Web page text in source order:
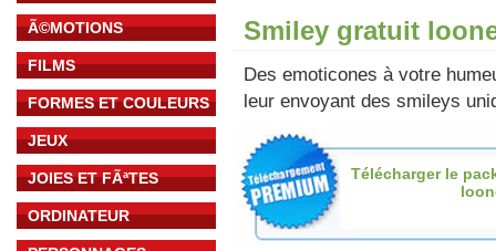
Ã©MOTIONS
FILMS
FORMES ET COULEURS
JEUX
JOIES ET FÃªTES
ORDINATEUR
Smiley gratuit
Des emoticones à votre
leur envoyant des smileys
Télécharger le